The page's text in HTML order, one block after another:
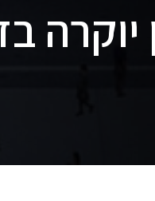
יוקרה